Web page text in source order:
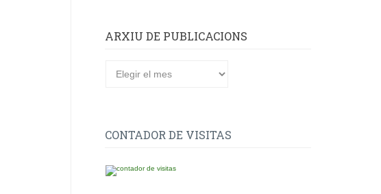
ARXIU DE PUBLICACIONS
CONTADOR DE VISITAS